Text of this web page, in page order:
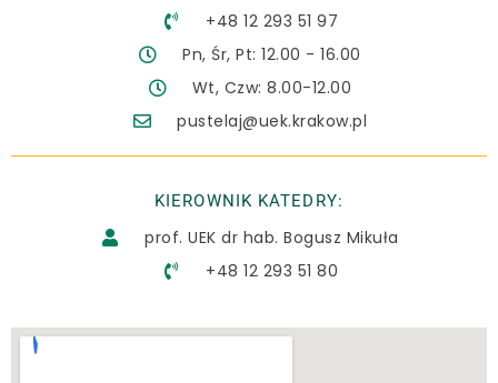
+48 12 293 51 97
Pn, Śr, Pt: 12.00 - 16.00
Wt, Czw: 8.00-12.00
pustelaj@uek.krakow.pl
KIEROWNIK KATEDRY:
prof. UEK dr hab. Bogusz Mikuła
+48 12 293 51 80